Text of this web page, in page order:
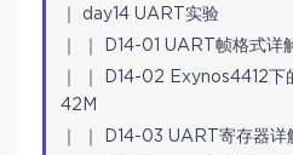
｜ day14 UART实验
｜ ｜ D14-01 UART帧格式详
｜ ｜ D14-02 Exynos4412下
42M
｜ ｜ D14-03 UART寄存器详